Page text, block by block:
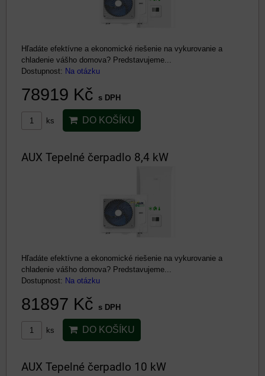
Hľadáte efektívne a ekonomické riešenie na vykurovanie a
chladenie vášho domova? Predstavujeme...
Dostupnost: Na otázku
78919 Kč s DPH
ks DO KOŠÍKU
AUX Tepelné čerpadlo 8,4 kW
Hľadáte efektívne a ekonomické riešenie na vykurovanie a
chladenie vášho domova? Predstavujeme...
Dostupnost: Na otázku
81897 Kč s DPH
ks DO KOŠÍKU
AUX Tepelné čerpadlo 10 kW